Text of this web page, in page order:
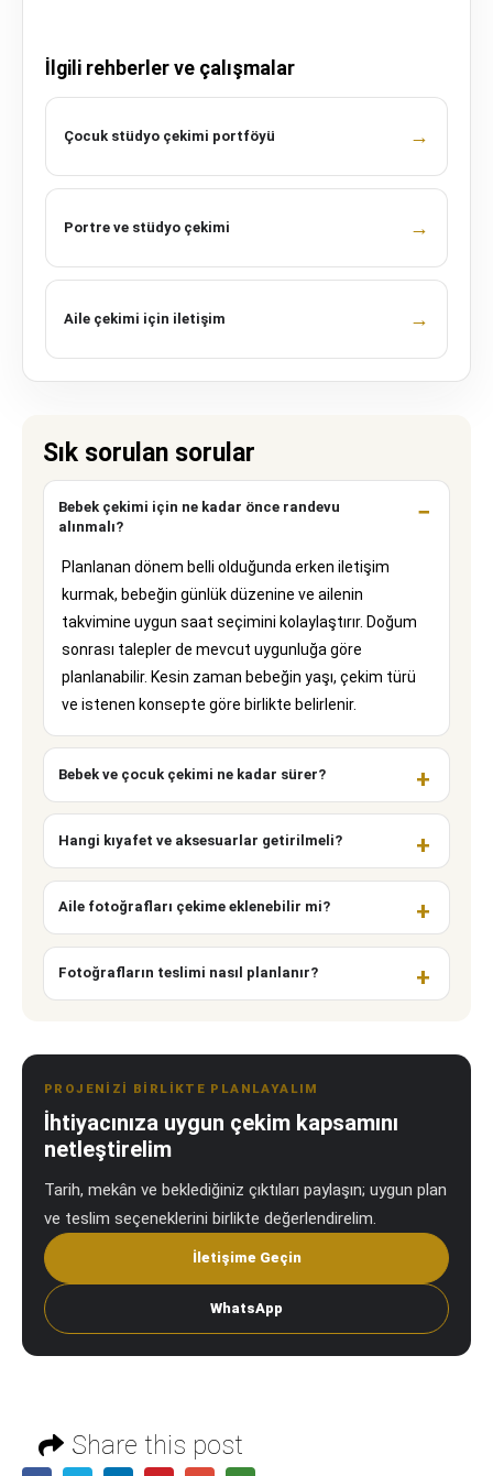
İlgili rehberler ve çalışmalar
Çocuk stüdyo çekimi portföyü →
Portre ve stüdyo çekimi →
Aile çekimi için iletişim →
Sık sorulan sorular
Bebek çekimi için ne kadar önce randevu
alınmalı?
Planlanan dönem belli olduğunda erken iletişim
kurmak, bebeğin günlük düzenine ve ailenin
takvimine uygun saat seçimini kolaylaştırır. Doğum
sonrası talepler de mevcut uygunluğa göre
planlanabilir. Kesin zaman bebeğin yaşı, çekim türü
ve istenen konsepte göre birlikte belirlenir.
Bebek ve çocuk çekimi ne kadar sürer?
Hangi kıyafet ve aksesuarlar getirilmeli?
Aile fotoğrafları çekime eklenebilir mi?
Fotoğrafların teslimi nasıl planlanır?
PROJENIZI BIRLIKTE PLANLAYALIM
İhtiyacınıza uygun çekim kapsamını
netleştirelim
Tarih, mekân ve beklediğiniz çıktıları paylaşın; uygun plan
ve teslim seçeneklerini birlikte değerlendirelim.
İletişime Geçin
WhatsApp
Share this post